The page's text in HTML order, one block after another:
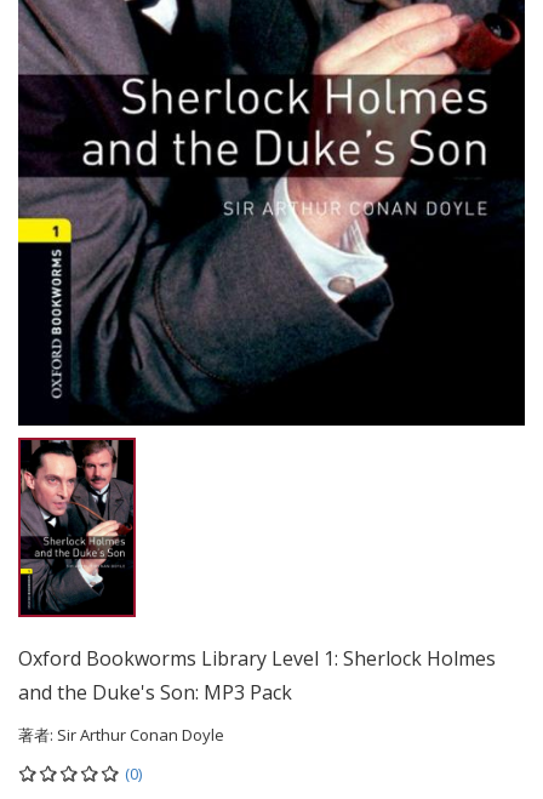
Oxford Bookworms Library Level 1: Sherlock Holmes
and the Duke's Son: MP3 Pack
著者: Sir Arthur Conan Doyle
(0)